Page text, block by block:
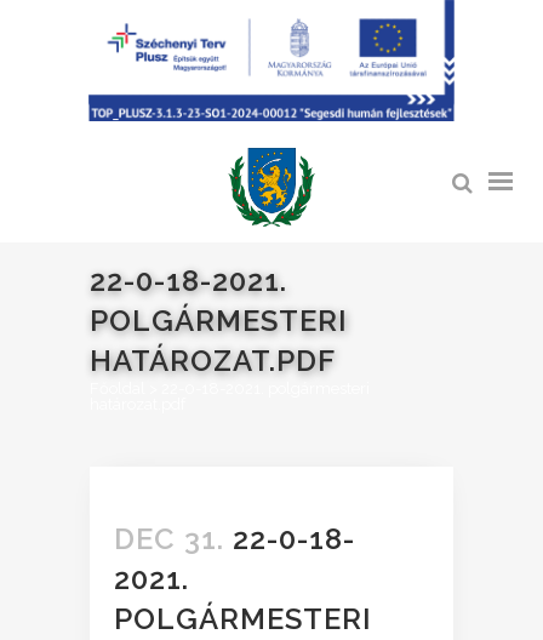
22-0-18-2021.
POLGÁRMESTERI
HATÁROZAT.PDF
DEC 31. 22-0-18-
2021.
POLGÁRMESTERI